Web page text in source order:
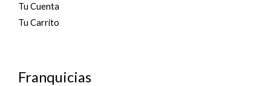
Tu Cuenta
Tu Carrito
Franquicias